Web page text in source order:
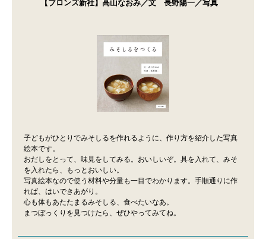
【ブロンズ新社】高山なおみ／文 長野陽一／写真
子どもがひとりでみそしるを作れるように、作り方を紹介した写真
絵本です。
おだしをとって、味見をしてみる。おいしいぞ。具を入れて、みそ
を入れたら、もっとおいしい。
写真絵本なので使う材料や分量も一目でわかります。手順通りに作
れば、はいできあがり。
心も体もあたたまるみそしる、食べたいなあ。
まつぼっくりを見つけたら、ぜひやってみてね。